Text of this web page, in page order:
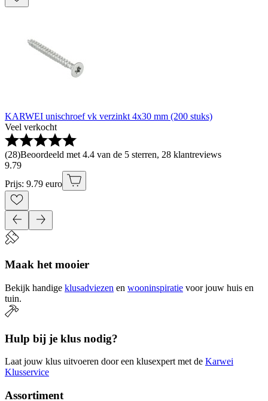
KARWEI unischroef vk verzinkt 4x30 mm (200 stuks)
Veel verkocht
(28)Beoordeeld met 4.4 van de 5 sterren, 28 klantreviews
9.79
Prijs: 9.79 euro
Maak het mooier
Bekijk handige klusadviezen en wooninspiratie voor jouw huis en
tuin.
Hulp bij je klus nodig?
Laat jouw klus uitvoeren door een klusexpert met de Karwei
Klusservice
Assortiment